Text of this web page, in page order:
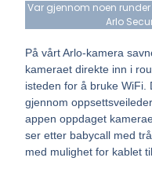
Var gjennom noen runder
Arlo
På vårt Arlo-kamera
kameraet direkte inn i
isteden for å bruke
gjennom
appen oppdaget
ser etter babycall med
med mulighet for kablet